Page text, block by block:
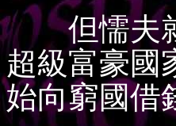
但懦夫就
超級富豪國
始向窮國借